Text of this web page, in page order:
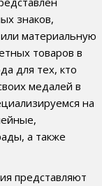
знаков,
материальную
товаров в
для тех, кто
медалей в
на
а также
представляют